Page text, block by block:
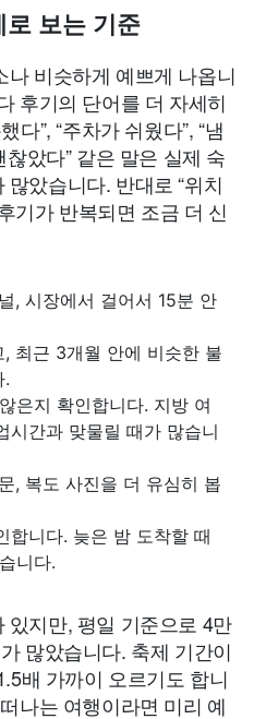
로 보는 기준
비슷하게 예쁘게 나옵니
후기의 단어를 더 자세히
다”, “주차가 쉬웠다”, “냄
았다” 같은 말은 실제 숙
았습니다. 반대로 “위치
기가 반복되면 조금 더 신
, 시장에서 걸어서 15분 안
최근 3개월 안에 비슷한 불
.
은지 확인합니다. 지방 여
시간과 맞물릴 때가 많습니
, 복도 사진을 더 유심히 봅
합니다. 늦은 밤 도착할 때
니다.
있지만, 평일 기준으로 4만
많았습니다. 축제 기간이
배 가까이 오르기도 합니
나는 여행이라면 미리 예